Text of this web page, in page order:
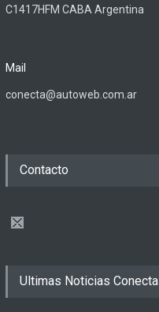
C1417HFM CABA Argentina
Mail
conecta@autoweb.com.ar
Contacto
Ultimas Noticias Conecta